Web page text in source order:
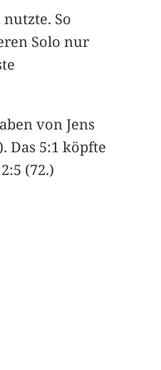
So
Solo nur
von Jens
Das 5:1 köpfte
(72.)